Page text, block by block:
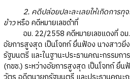
2. คดีปล่อยปละละเลยให้เกิดการทุ
ข้าวหรือ คดีหมายเลขดำที่
อม. 22/2558 คดีหมายเลขแดงที่ อม.
อัยการสูงสุด เป็นโจทก์ ยื่นฟ้อง นางสาว
รัฐมนตรี และในฐานะประธานคณะกรรมกา
(กขช.) ระหว่างอัยการสูงสุด เป็นโจทก์ ยื่